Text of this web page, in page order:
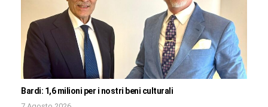
Bardi: 1,6 milioni per i nostri beni culturali